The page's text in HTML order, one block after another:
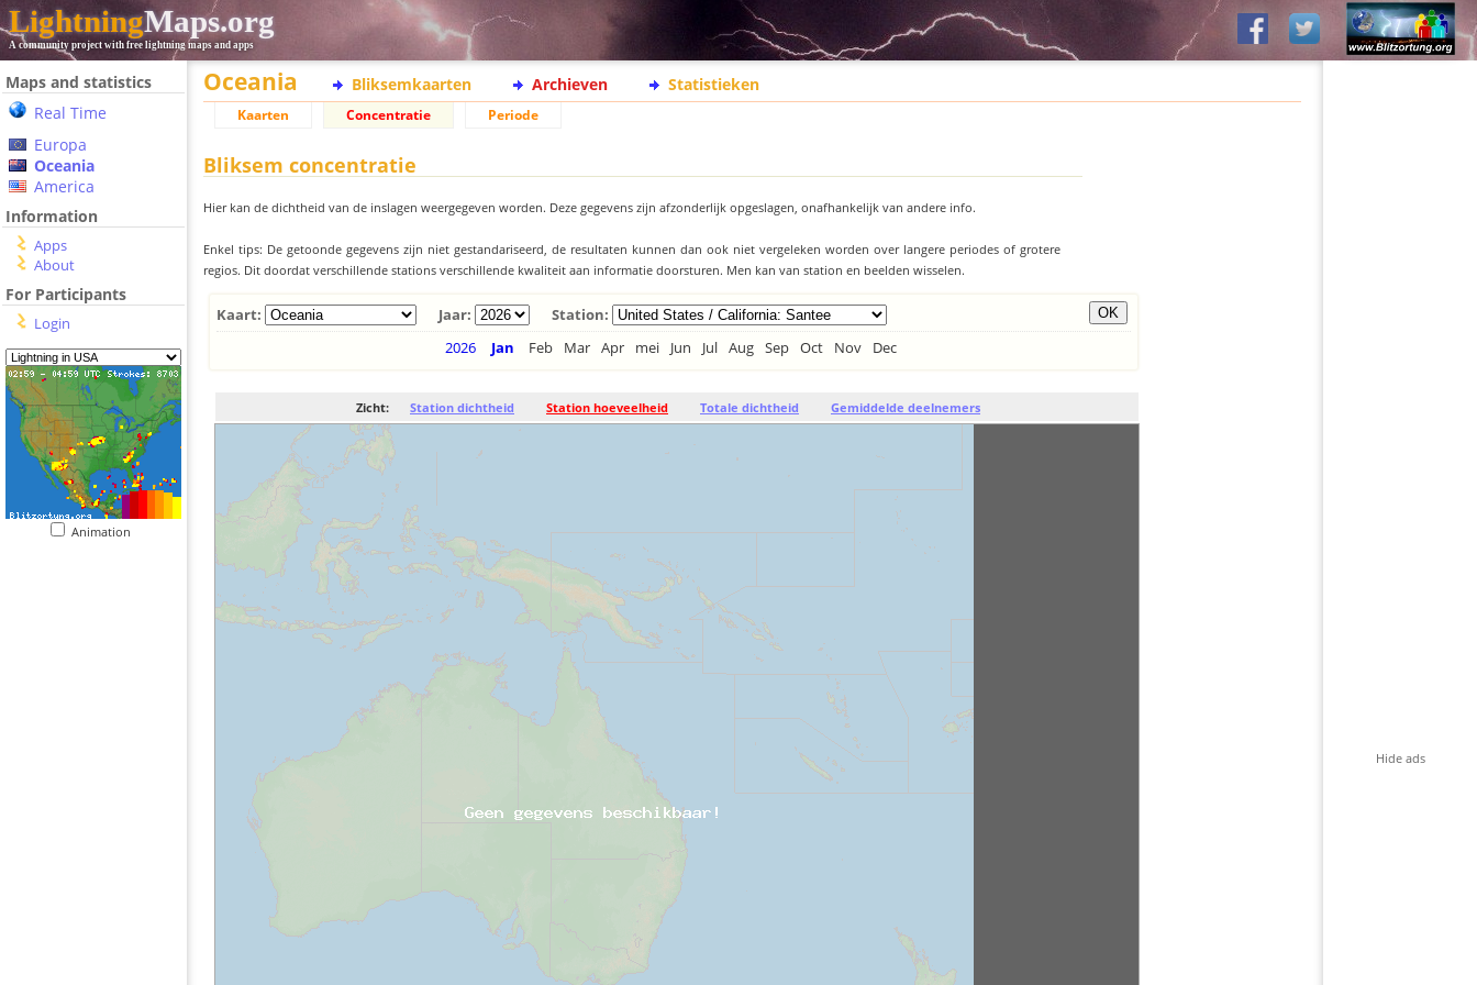
LightningMaps.org
A community project with free lightning maps and apps
Maps and statistics
Real Time
Europa
Oceania
America
Information
Apps
About
For Participants
Login
Animation
Oceania Bliksemkaarten Archieven Statistieken
Kaarten Concentratie Periode
Bliksem concentratie
Hier kan de dichtheid van de inslagen weergegeven worden. Deze gegevens zijn afzonderlijk opgeslagen, onafhankelijk van andere info.
Enkel tips: De getoonde gegevens zijn niet gestandariseerd, de resultaten kunnen dan ook niet vergeleken worden over langere periodes of grotere
regios. Dit doordat verschillende stations verschillende kwaliteit aan informatie doorsturen. Men kan van station en beelden wisselen.
Kaart: Jaar:
Station:
2026
Jan Feb Mar Apr mei Jun Jul Aug Sep Oct Nov Dec
Zicht: Station dichtheid Station hoeveelheid Totale dichtheid Gemiddelde deelnemers
Hide ads